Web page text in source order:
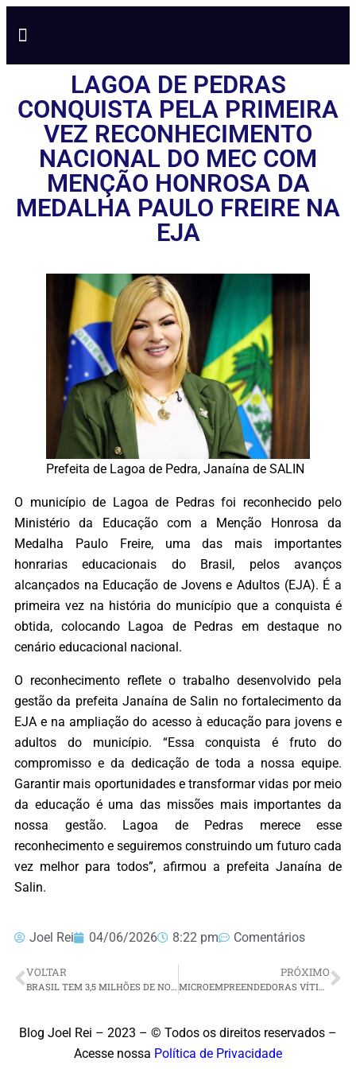
LAGOA DE PEDRAS
CONQUISTA PELA PRIMEIRA
VEZ RECONHECIMENTO
NACIONAL DO MEC COM
MENÇÃO HONROSA DA
MEDALHA PAULO FREIRE NA
EJA
Prefeita de Lagoa de Pedra, Janaína de SALIN
O município de Lagoa de Pedras foi reconhecido pelo
Ministério da Educação com a Menção Honrosa da
Medalha Paulo Freire, uma das mais importantes
honrarias educacionais do Brasil, pelos avanços
alcançados na Educação de Jovens e Adultos (EJA). É a
primeira vez na história do município que a conquista é
obtida, colocando Lagoa de Pedras em destaque no
cenário educacional nacional.
O reconhecimento reflete o trabalho desenvolvido pela
gestão da prefeita Janaína de Salin no fortalecimento da
EJA e na ampliação do acesso à educação para jovens e
adultos do município. “Essa conquista é fruto do
compromisso e da dedicação de toda a nossa equipe.
Garantir mais oportunidades e transformar vidas por meio
da educação é uma das missões mais importantes da
nossa gestão. Lagoa de Pedras merece esse
reconhecimento e seguiremos construindo um futuro cada
vez melhor para todos”, afirmou a prefeita Janaína de
Salin.
Joel Rei 04/06/2026 8:22 pm Comentários
VOLTAR PRÓXIMO
MICROEMPREENDEDORAS VÍTIMAS DE VIOLÊNCIA TERÃO CRÉDITO ESPECIAL
Blog Joel Rei – 2023 – © Todos os direitos reservados –
Acesse nossa Política de Privacidade